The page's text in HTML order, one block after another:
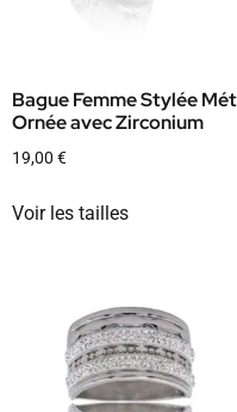
Bague Femme Stylée
Ornée avec Zirconium
19,00 €
Voir les tailles